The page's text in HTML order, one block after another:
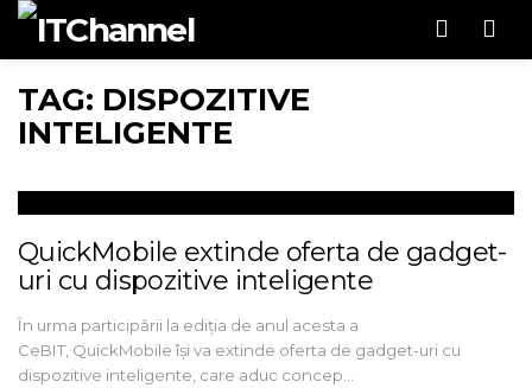
TAG: DISPOZITIVE
INTELIGENTE
QuickMobile extinde oferta de gadget-
uri cu dispozitive inteligente
În urma participării la ediția de anul acesta a
CeBIT, QuickMobile își va extinde oferta de gadget-uri cu
dispozitive inteligente, care aduc concep…